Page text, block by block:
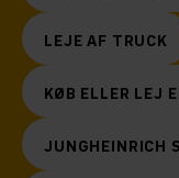
LEJE AF TRUCK
KØB ELLER LEJ
JUNGHEINRICH